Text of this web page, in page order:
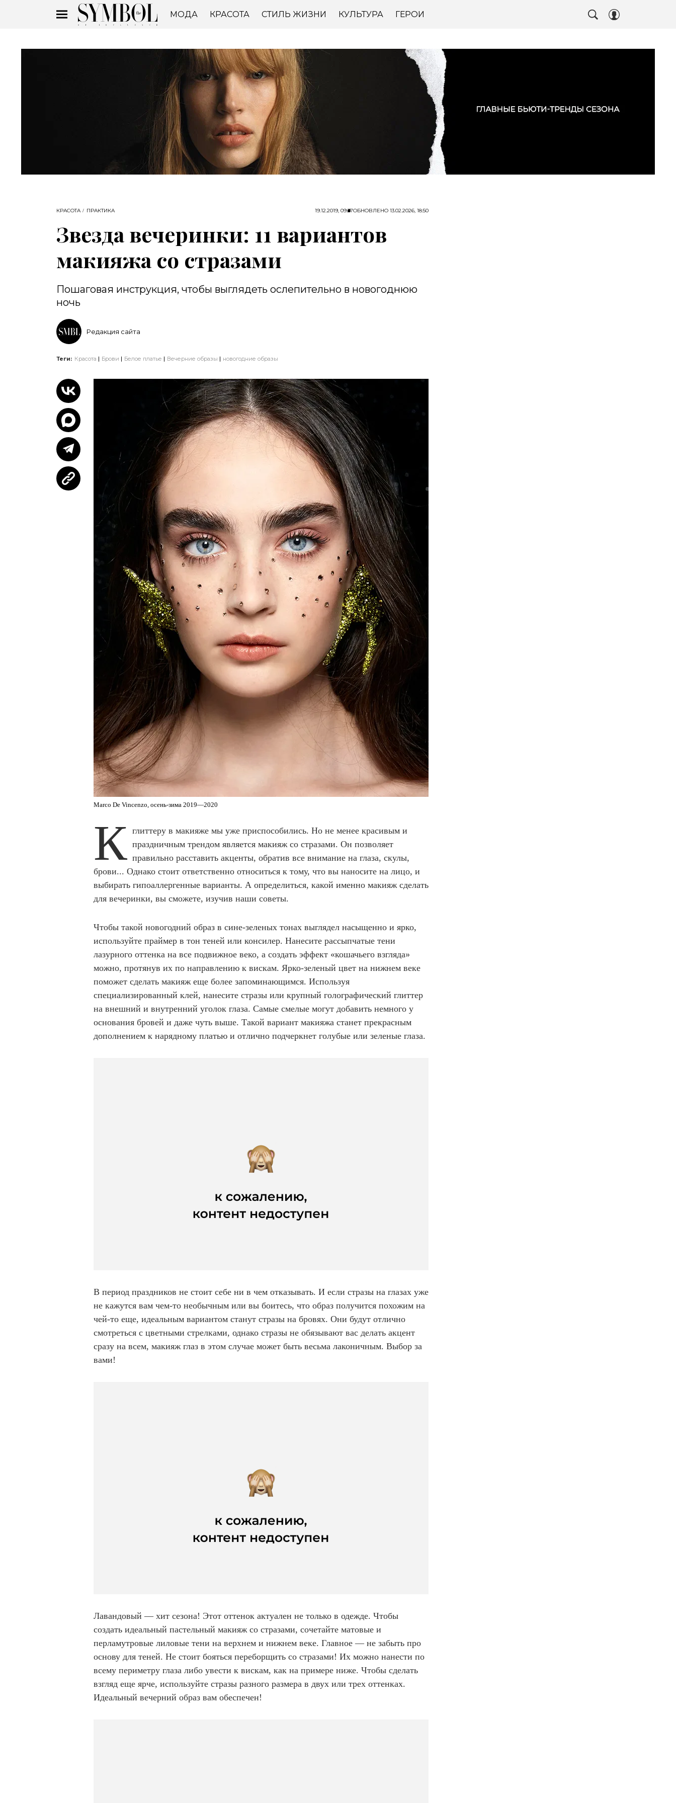
МОДА КРАСОТА СТИЛЬ ЖИЗНИ КУЛЬТУРА ГЕРОИ
КРАСОТА ПРАКТИКА 19.12.2019, 09:37ОБНОВЛЕНО 13.02.2026, 18:50
Звезда вечеринки: 11 вариантов
макияжа со стразами
Пошаговая инструкция, чтобы выглядеть ослепительно в новогоднюю
ночь
Редакция сайта
Теги: Красота Брови Белое платье Вечерние образы новогодние образы
Marco De Vincenzo, осень-зима 2019—2020
К глиттеру в макияже мы уже приспособились. Но не менее красивым и
праздничным трендом является макияж со стразами. Он позволяет
правильно расставить акценты, обратив все внимание на глаза, скулы,
брови... Однако стоит ответственно относиться к тому, что вы наносите на лицо, и
выбирать гипоаллергенные варианты. А определиться, какой именно макияж сделать
для вечеринки, вы сможете, изучив наши советы.
Чтобы такой новогодний образ в сине-зеленых тонах выглядел насыщенно и ярко,
используйте праймер в тон теней или консилер. Нанесите рассыпчатые тени
лазурного оттенка на все подвижное веко, а создать эффект «кошачьего взгляда»
можно, протянув их по направлению к вискам. Ярко-зеленый цвет на нижнем веке
поможет сделать макияж еще более запоминающимся. Используя
специализированный клей, нанесите стразы или крупный голографический глиттер
на внешний и внутренний уголок глаза. Самые смелые могут добавить немного у
основания бровей и даже чуть выше. Такой вариант макияжа станет прекрасным
дополнением к нарядному платью и отлично подчеркнет голубые или зеленые глаза.
В период праздников не стоит себе ни в чем отказывать. И если стразы на глазах уже
не кажутся вам чем-то необычным или вы боитесь, что образ получится похожим на
чей-то еще, идеальным вариантом станут стразы на бровях. Они будут отлично
смотреться с цветными стрелками, однако стразы не обязывают вас делать акцент
сразу на всем, макияж глаз в этом случае может быть весьма лаконичным. Выбор за
вами!
Лавандовый — хит сезона! Этот оттенок актуален не только в одежде. Чтобы
создать идеальный пастельный макияж со стразами, сочетайте матовые и
перламутровые лиловые тени на верхнем и нижнем веке. Главное — не забыть про
основу для теней. Не стоит бояться переборщить со стразами! Их можно нанести по
всему периметру глаза либо увести к вискам, как на примере ниже. Чтобы сделать
взгляд еще ярче, используйте стразы разного размера в двух или трех оттенках.
Идеальный вечерний образ вам обеспечен!